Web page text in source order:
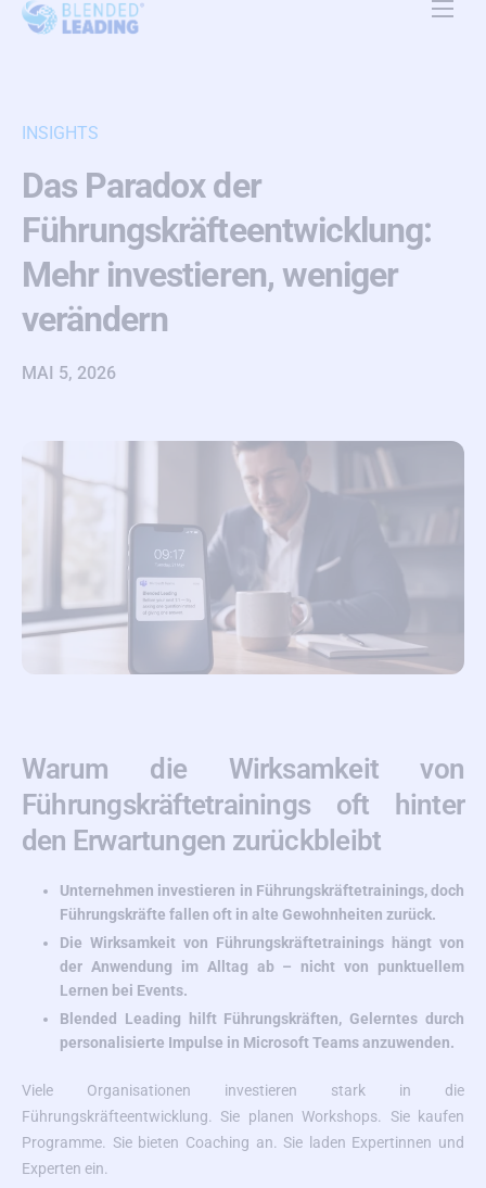
Preise
Kontakt
DE
INSIGHTS
Das Paradox der
Führungskräfteentwicklung:
Mehr investieren, weniger
verändern
MAI 5, 2026
Warum die Wirksamkeit von
Führungskräftetrainings oft hinter
den Erwartungen zurückbleibt
Unternehmen investieren in Führungskräftetrainings, doch
Führungskräfte fallen oft in alte Gewohnheiten zurück.
Die Wirksamkeit von Führungskräftetrainings hängt von
der Anwendung im Alltag ab – nicht von punktuellem
Lernen bei Events.
Blended Leading hilft Führungskräften, Gelerntes durch
personalisierte Impulse in Microsoft Teams anzuwenden.
Viele Organisationen investieren stark in die
Führungskräfteentwicklung. Sie planen Workshops. Sie kaufen
Programme. Sie bieten Coaching an. Sie laden Expertinnen und
Experten ein.